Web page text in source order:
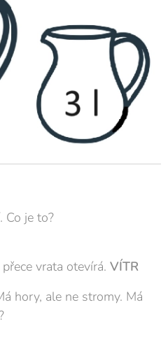
Co je to?
vrata otevírá. VÍTR
hory, ale ne stromy. Má